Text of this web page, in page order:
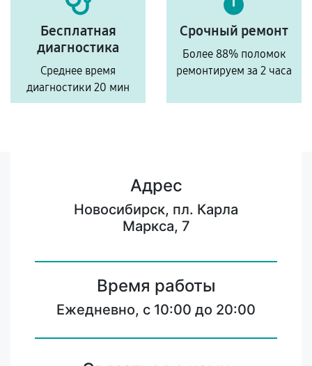
Бесплатная
диагностика
Среднее время
диагностики 20 мин
Срочный ремонт
Более 88% поломок
ремонтируем за 2 часа
Адрес
Новосибирск, пл. Карла
Маркса, 7
Время работы
Ежедневно, с 10:00 до 20:00